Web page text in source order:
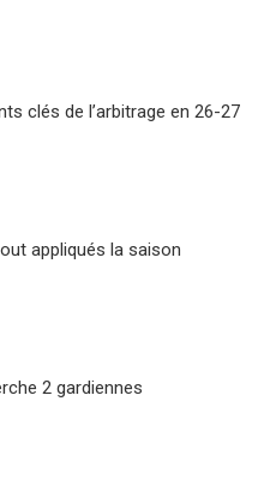
clés de l’arbitrage en 26-27
appliqués la saison
2 gardiennes